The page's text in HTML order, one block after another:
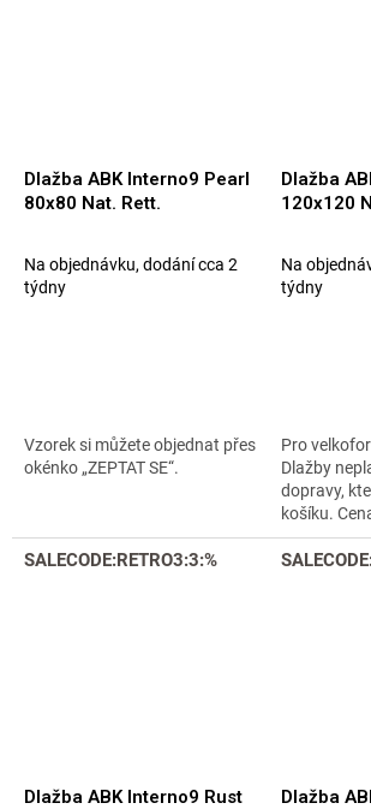
Dlažba ABK Interno9 Pearl
80x80 Nat. Rett.
Na objednávku, dodání cca 2
týdny
Vzorek si můžete objednat přes
okénko „ZEPTAT SE“.
Dlažba
120x120
Na
týdny
Pro
Dlažby
dopravy,
košíku.
upřesněna
vyzvednout
SALECODE:RETRO3:3:%
Dlažba ABK Interno9 Rust Dlažba